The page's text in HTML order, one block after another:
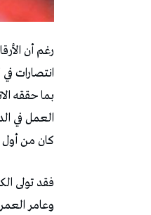
رغم أن
انتصارات
بما حققه
العمل في
كان من أول
فقد تولى
وعامر